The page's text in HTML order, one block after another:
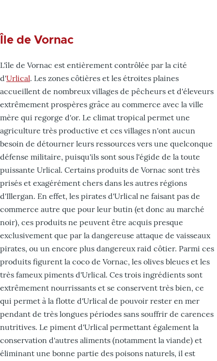
Île de Vornac
L'île de Vornac est entièrement contrôlée par la cité
d'Urlical. Les zones côtières et les étroites plaines
accueillent de nombreux villages de pêcheurs et d'éleveurs
extrêmement prospères grâce au commerce avec la ville
mère qui regorge d'or. Le climat tropical permet une
agriculture très productive et ces villages n'ont aucun
besoin de détourner leurs ressources vers une quelconque
défense militaire, puisqu'ils sont sous l'égide de la toute
puissante Urlical. Certains produits de Vornac sont très
prisés et exagérément chers dans les autres régions
d'Illergan. En effet, les pirates d'Urlical ne faisant pas de
commerce autre que pour leur butin (et donc au marché
noir), ces produits ne peuvent être acquis presque
exclusivement que par la dangereuse attaque de vaisseaux
pirates, ou un encore plus dangereux raid côtier. Parmi ces
produits figurent la coco de Vornac, les olives bleues et les
très fameux piments d'Urlical. Ces trois ingrédients sont
extrêmement nourrissants et se conservent très bien, ce
qui permet à la flotte d'Urlical de pouvoir rester en mer
pendant de très longues périodes sans souffrir de carences
nutritives. Le piment d'Urlical permettant également la
conservation d'autres aliments (notamment la viande) et
éliminant une bonne partie des poisons naturels, il est